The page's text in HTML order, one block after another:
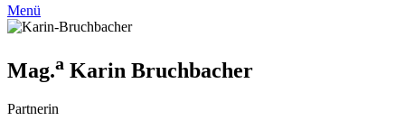
Menü
Mag.a Karin Bruchbacher
Partnerin